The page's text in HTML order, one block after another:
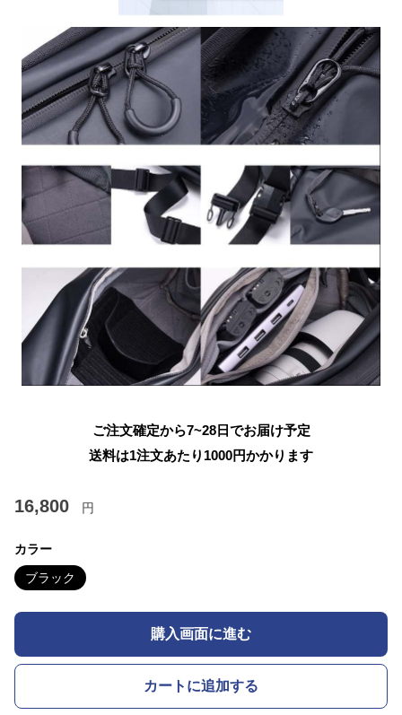
ご注文確定から7~28日でお届け予定
送料は1注文あたり 1000円かかります
16,800 円
カラー
ブラック
購入画面に進む
カートに追加する